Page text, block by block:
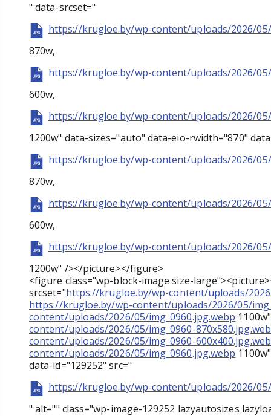
" data-srcset="
https://krugloe.by/wp-content/uploads/2026/05/
870w,
https://krugloe.by/wp-content/uploads/2026/05/
600w,
https://krugloe.by/wp-content/uploads/2026/
1200w" data-sizes="auto" data-eio-rwidth="870"
https://krugloe.by/wp-content/uploads/2026/05/
870w,
https://krugloe.by/wp-content/uploads/2026/05/
600w,
https://krugloe.by/wp-content/uploads/2026/
1200w" /></picture></figure>
<figure class="wp-block-image size-
srcset="https://krugloe.by/wp-content/uploads/
https://krugloe.by/wp-content/uploads/2026/05/
content/uploads/2026/05/img_0960.jpg.webp
content/uploads/2026/05/img_0960-
content/uploads/2026/05/img_0960-
content/uploads/2026/05/img_0960.jpg.webp
data-id="129252" src="
https://krugloe.by/wp-content/uploads/2026/05/
" alt="" class="wp-image-129252 lazyautosizes